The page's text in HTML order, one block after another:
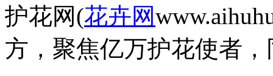
护花网(花卉网
方，聚焦亿万护花使者